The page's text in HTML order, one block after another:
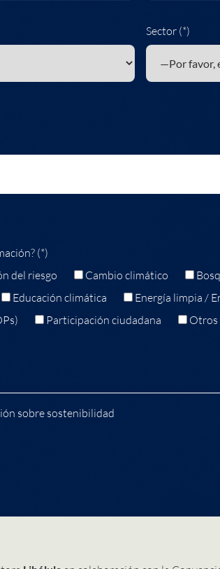
Sector (*)
(*)
del riesgo
Cambio climático
Educación climática Energía limpia /
Participación ciudadana Otros
sobre sostenibilidad